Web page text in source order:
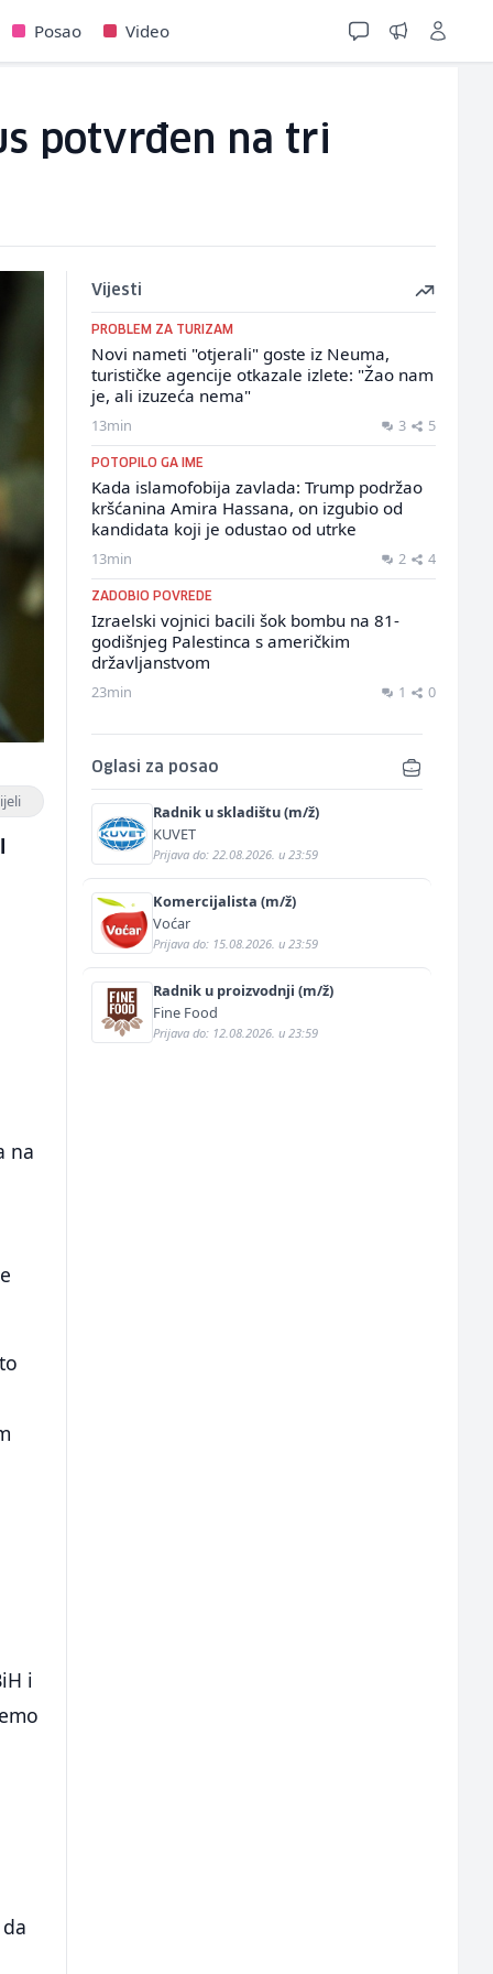
Posao Video
potvrđen na tri
na
i
Vijesti
PROBLEM ZA TURIZAM
Novi nameti "otjerali" goste iz Neuma,
turističke agencije otkazale izlete: "Žao nam
je, ali izuzeća nema"
13min 3 5
POTOPILO GA IME
Kada islamofobija zavlada: Trump podržao
kršćanina Amira Hassana, on izgubio od
kandidata koji je odustao od utrke
13min 2 4
ZADOBIO POVREDE
Izraelski vojnici bacili šok bombu na 81-
godišnjeg Palestinca s američkim
državljanstvom
23min 1 0
Oglasi za posao
Radnik u skladištu (m/ž)
KUVET
Prijava do: 22.08.2026. u 23:59
Komercijalista (m/ž)
Voćar
Prijava do: 15.08.2026. u 23:59
Radnik u proizvodnji (m/ž)
Fine Food
Prijava do: 12.08.2026. u 23:59